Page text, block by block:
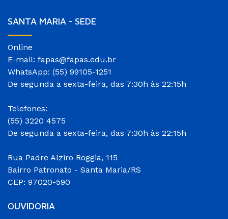
SANTA MARIA - SEDE
Online
E-mail: fapas@fapas.edu.br
WhatsApp: (55) 99105-1251
De segunda a sexta-feira, das 7:30h às 22:15h
Telefones:
(55) 3220 4575
De segunda a sexta-feira, das 7:30h às 22:15h
Rua Padre Alziro Roggia, 115
Bairro Patronato - Santa Maria/RS
CEP: 97020-590
OUVIDORIA